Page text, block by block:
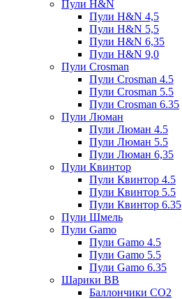
Пули H&N
Пули H&N 4,5
Пули H&N 5,5
Пули H&N 6,35
Пули H&N 9,0
Пули Crosman
Пули Crosman 4.5
Пули Crosman 5.5
Пули Crosman 6.35
Пули Люман
Пули Люман 4.5
Пули Люман 5.5
Пули Люман 6,35
Пули Квинтор
Пули Квинтор 4.5
Пули Квинтор 5.5
Пули Квинтор 6.35
Пули Шмель
Пули Gamo
Пули Gamo 4.5
Пули Gamo 5.5
Пули Gamo 6.35
Шарики BB
Баллончики CO2